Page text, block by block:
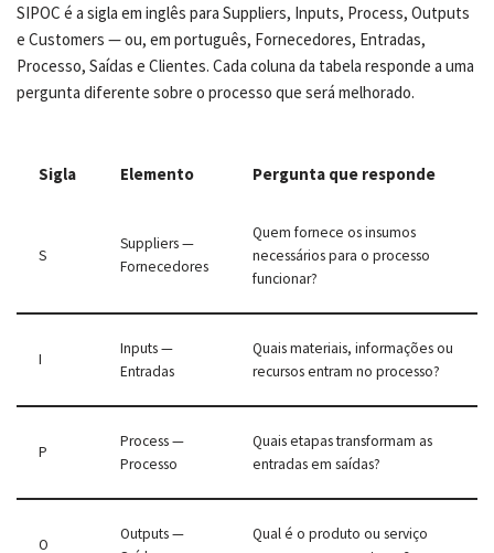
SIPOC é a sigla em inglês para Suppliers, Inputs, Process, Outputs
e Customers — ou, em português, Fornecedores, Entradas,
Processo, Saídas e Clientes. Cada coluna da tabela responde a uma
pergunta diferente sobre o processo que será melhorado.
Sigla Elemento Pergunta que responde
S
Suppliers —
Fornecedores
Quem fornece os insumos
necessários para o processo
funcionar?
I
Inputs —
Entradas
Quais materiais, informações ou
recursos entram no processo?
P
Process —
Processo
Quais etapas transformam as
entradas em saídas?
O
Outputs —
Qual é o produto ou serviço